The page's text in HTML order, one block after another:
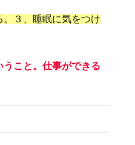
。３、睡眠に気をつけ
うこと。仕事ができる